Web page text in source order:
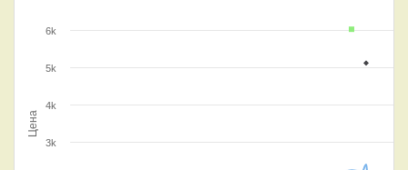
Цена
3k
4k
5k
6k